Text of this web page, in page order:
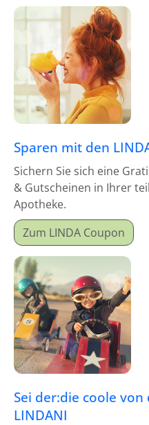
Sparen mit den
Sichern Sie sich eine
& Gutscheinen in Ihrer
Apotheke.
Zum LINDA Coupon
Sei der:die coole von
LINDANI